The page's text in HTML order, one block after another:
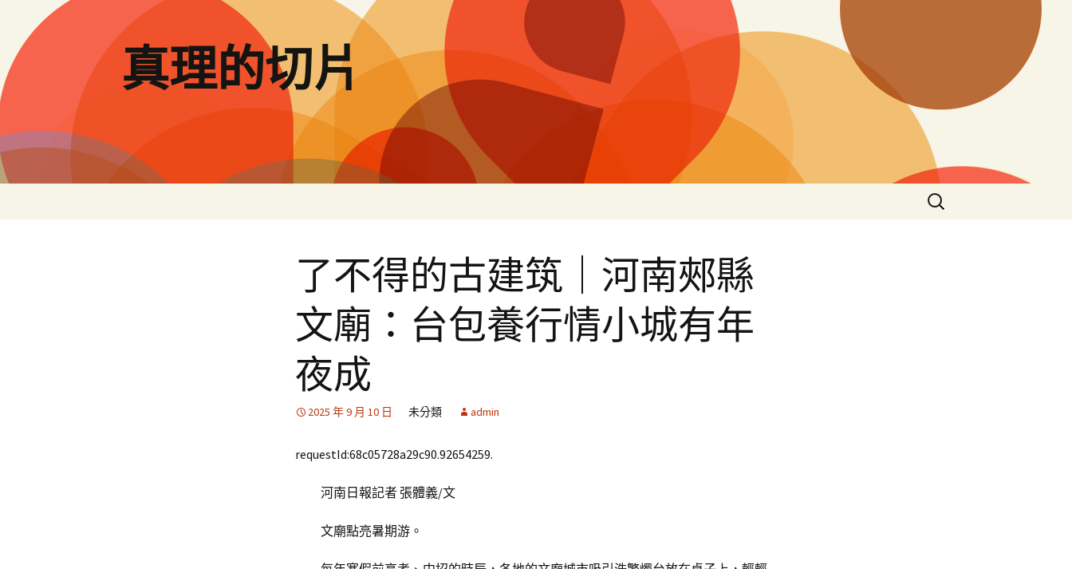
要
內
容
真理的切片
搜
尋
了不得的古建筑｜河南郟縣
文廟：台包養行情小城有年
夜成
2025 年 9 月 10 日 未分類 admin
requestId:68c05728a29c90.92654259.
河南日報記者 張體義/文
文廟點亮暑期游。